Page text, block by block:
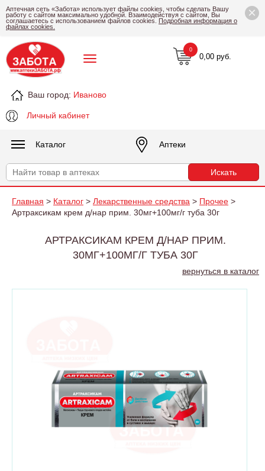
×
Аптечная сеть «Забота» использует файлы cookies, чтобы сделать Вашу
работу с сайтом максимально удобной. Взаимодействуя с сайтом, Вы
соглашаетесь с использованием файлов cookies. Подробная информация о
файлах cookies.
Ваш город: Иваново
Личный кабинет
0,00 руб.
0
Каталог Аптеки
Главная > Каталог > Лекарственные средства > Прочее >
Артраксикам крем д/нар прим. 30мг+100мг/г туба 30г
АРТРАКСИКАМ КРЕМ Д/НАР ПРИМ.
30МГ+100МГ/Г ТУБА 30Г
вернуться в каталог